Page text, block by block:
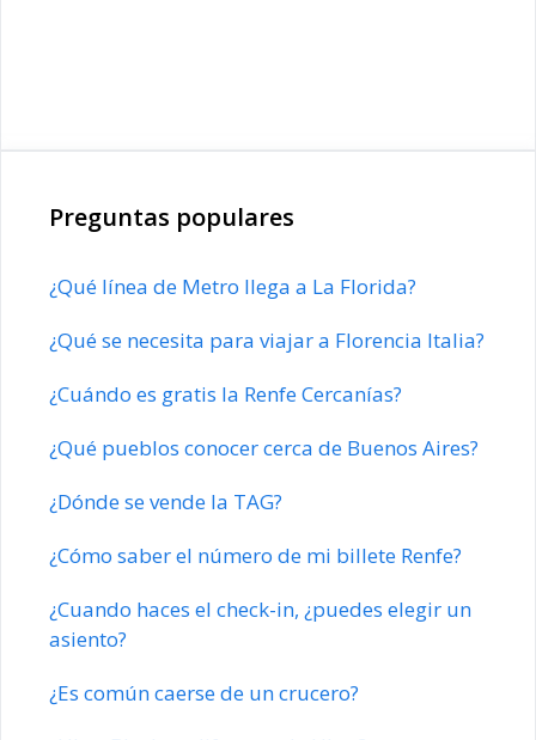
Preguntas populares
¿Qué línea de Metro llega a La Florida?
¿Qué se necesita para viajar a Florencia Italia?
¿Cuándo es gratis la Renfe Cercanías?
¿Qué pueblos conocer cerca de Buenos Aires?
¿Dónde se vende la TAG?
¿Cómo saber el número de mi billete Renfe?
¿Cuando haces el check-in, ¿puedes elegir un
asiento?
¿Es común caerse de un crucero?